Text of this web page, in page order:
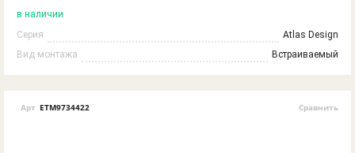
в наличии
Серия
Atlas Design
Вид монтажа
Встраиваемый
Арт ETM9734422 Сравнить